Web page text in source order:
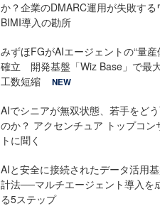
か？企業のDMARC運用が失敗する
BIMI導入の勘所
みずほFGがAIエージェントの“量産
確立 開発基盤「Wiz Base」で最
工数短縮
NEW
AIでシニアが無双状態、若手をど
のか？ アクセンチュア トップコン
トに聞く
AIと安全に接続されたデータ活用
計法──マルチエージェント導入を
る5ステップ